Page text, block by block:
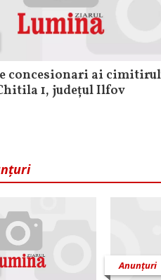
concesionari ai
1, județul Ilfov
Anunțuri